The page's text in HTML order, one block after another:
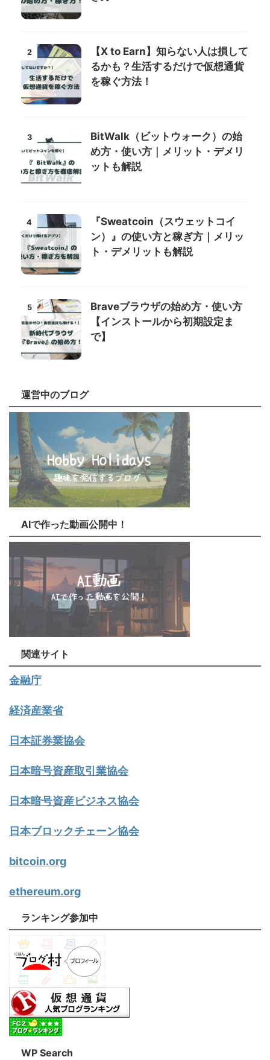
2
【X to Earn】知らない人は損して
るかも？生活するだけで仮想通貨
を稼ぐ方法！
3
BitWalk（ビットウォーク）の始
め方・使い方｜メリット・デメリ
ットも解説
4
『Sweatcoin（スウェットコイ
ン）』の使い方と稼ぎ方｜メリッ
ト・デメリットも解説
5
Braveブラウザの始め方・使い方
【インストールから初期設定ま
で】
運営中のブログ
AIで作った動画公開中！
関連サイト
金融庁
経済産業省
日本証券業協会
日本暗号資産取引業協会
日本暗号資産ビジネス協会
日本ブロックチェーン協会
bitcoin.org
ethereum.org
ランキング参加中
WP Search